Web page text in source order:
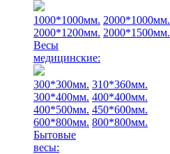
1000*1000мм. 2000*1000мм.
2000*1200мм. 2000*1500мм.
Весы
медицинские:
300*300мм. 310*360мм.
300*400мм. 400*400мм.
400*500мм. 450*600мм.
600*800мм. 800*800мм.
Бытовые
весы: